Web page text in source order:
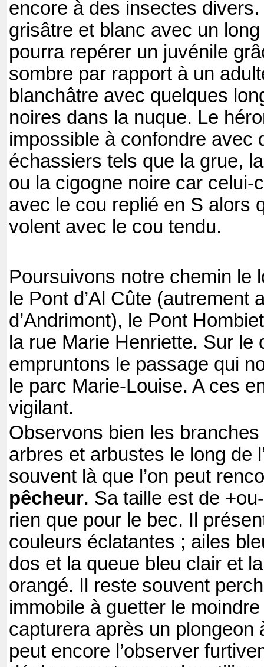
encore à des insectes
grisâtre et blanc avec un
pourra repérer un juvénile
sombre par rapport à un
blanchâtre avec quelques
noires dans la nuque. Le
impossible à confondre avec
échassiers tels que la grue,
ou la cigogne noire car celui-
avec le cou replié en S alors
volent avec le cou tendu.
Poursuivons notre chemin le
le Pont d’Al Cûte (autrement
d’Andrimont), le Pont
la rue Marie Henriette. Sur le
empruntons le passage qui
le parc Marie-Louise. A ces
vigilant.
Observons bien les
arbres et arbustes le long de
souvent là que l’on peut
pêcheur. Sa taille est de
rien que pour le bec. Il
couleurs éclatantes ; ailes
dos et la queue bleu clair et
orangé. Il reste souvent
immobile à guetter le
capturera après un plongeon
peut encore l’observer